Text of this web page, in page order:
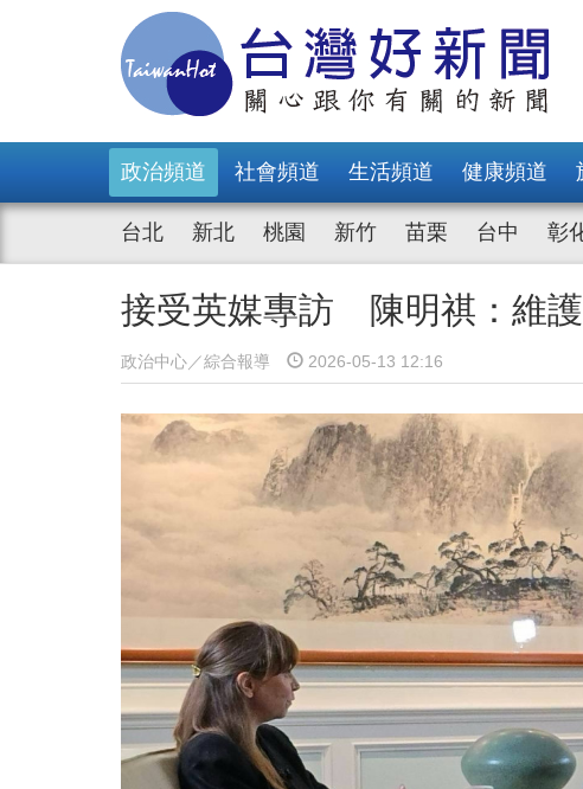
政治頻道 社會頻道 生活頻道 健康頻道
台北 新北 桃園 新竹 苗栗 台中 彰
接受英媒專訪 陳明祺：維
政治中心／綜合報導 2026-05-13 12:16